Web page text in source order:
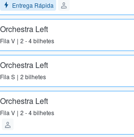
Entrega Rápida
Orchestra Left
Fila V 2 - 4 bilhetes
Orchestra Left
Fila S 2 bilhetes
Orchestra Left
Fila V 2 - 4 bilhetes